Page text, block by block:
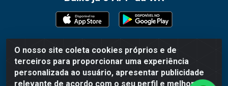
O nosso site coleta cookies próprios e de
terceiros para proporcionar uma experiência
personalizada ao usuário, apresentar publicidade
relevante de acordo com o seu perfil e melhorar a
WR Embalagens - R. Cel. Teodoro Gomes de Araújo, 1360 -
Grogotó - Barbacena / MG - CEP 36202-628 - CNPJ
02.692.206/0001-55